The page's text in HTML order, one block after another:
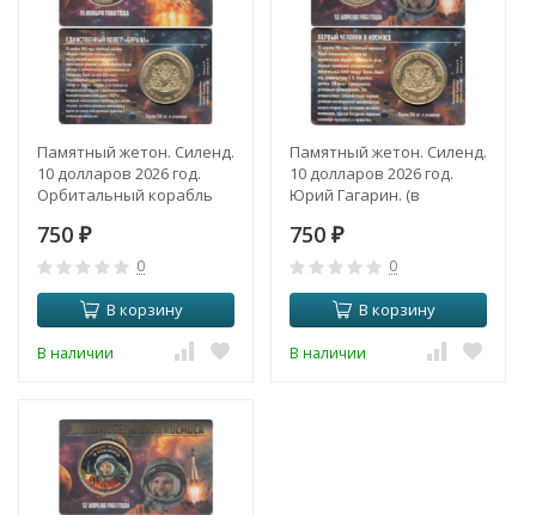
Памятный жетон. Силенд.
10 долларов 2026 год.
Орбитальный корабль
750 ₽
0
В корзину
В наличии
Памятный жетон. Силенд.
10 долларов 2026 год.
Юрий Гагарин. (в
750 ₽
0
В корзину
В наличии